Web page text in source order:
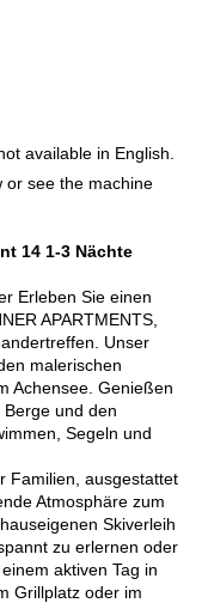
available in English.
or see the machine
14 1-3 Nächte
Erleben Sie einen
APARTMENTS,
Unser
malerischen
Achensee. Genießen
und den
Segeln und
Familien, ausgestattet
Atmosphäre zum
Skiverleih
zu erlernen oder
aktiven Tag in
Grillplatz oder im